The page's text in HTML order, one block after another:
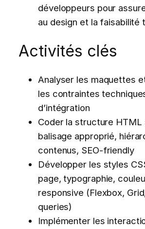
développeurs pour
au design et la faisabilité
Activités clés
Analyser les maquettes
les contraintes
d’intégration
Coder la structure HTML
balisage approprié,
contenus, SEO-friendly
Développer les styles
page, typographie,
responsive (Flexbox,
queries)
Implémenter les